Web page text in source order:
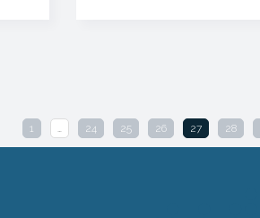
1 … 24 25 26 27 28